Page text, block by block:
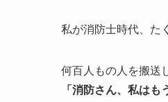
私が消防士時代、た
何百人もの人を搬送
「消防さん、私は